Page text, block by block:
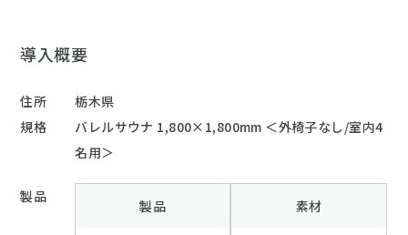
導入概要
住所
栃木県
規格
バレルサウナ 1,800×1,800mm ＜外椅子なし/室内4
名用＞
製品
製品 素材